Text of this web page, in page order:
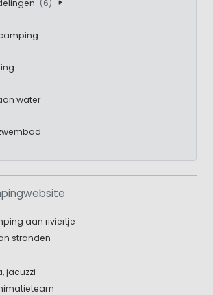
(6)
water
aan riviertje
stranden
jacuzzi